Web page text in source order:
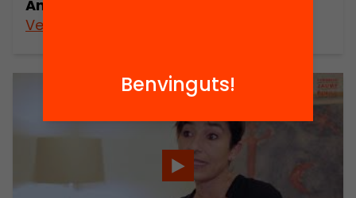
Anuari 2018
Veure’n més
Benvinguts!